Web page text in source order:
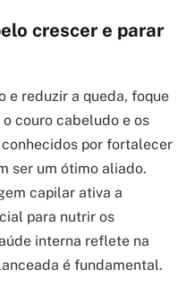
crescer e parar
e reduzir a queda, foque
couro cabeludo e os
por fortalecer
ser um ótimo aliado.
capilar ativa a
para nutrir os
interna reflete na
é fundamental.